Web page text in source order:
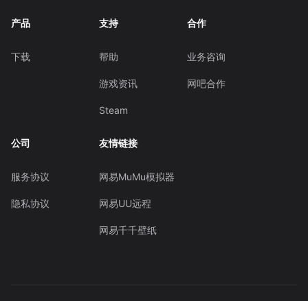
产品
下载
支持
帮助
游戏资讯
Steam
合作
业务咨询
网吧合作
公司
服务协议
隐私协议
友情链接
网易MuMu模拟器
网易UU远程
网易千千壁纸